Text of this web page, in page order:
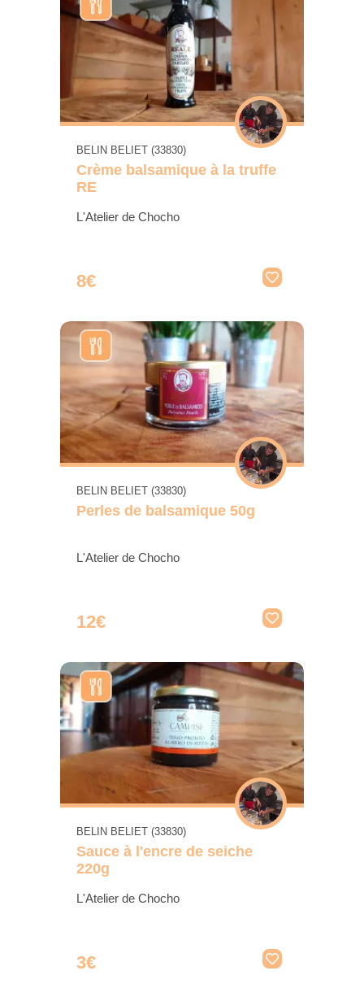
BELIN BELIET (33830)
Crème balsamique à la truffe
RE
L'Atelier de Chocho
8€
BELIN BELIET (33830)
Perles de balsamique 50g
L'Atelier de Chocho
12€
BELIN BELIET (33830)
Sauce à l'encre de seiche
220g
L'Atelier de Chocho
3€